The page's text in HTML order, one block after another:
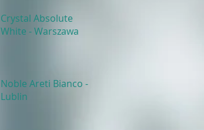
Crystal Absolute
White - Warszawa
Noble Areti Bianco -
Lublin